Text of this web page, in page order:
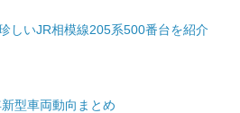
しいJR相模線205系500番台を紹介
型車両動向まとめ